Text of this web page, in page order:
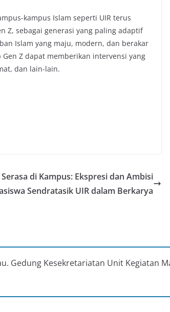
kampus Islam seperti UIR terus
Z, sebagai generasi yang paling adaptif
Islam yang maju, modern, dan berakar
Z dapat memberikan intervensi yang
dan lain-lain.
Serasa di Kampus: Ekspresi dan Ambisi
Sendratasik UIR dalam Berkarya
Gedung Kesekretariatan Unit Kegiatan